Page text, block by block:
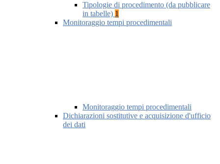
Tipologie di procedimento (da pubblicare
in tabelle) 1
Monitoraggio tempi procedimentali
Monitoraggio tempi procedimentali
Dichiarazioni sostitutive e acquisizione d'ufficio
dei dati